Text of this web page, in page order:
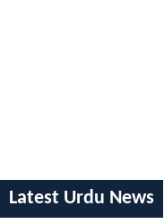
Latest Urdu News